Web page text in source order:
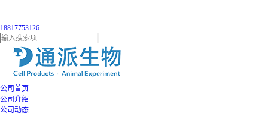
18817753126
公司首页
公司介绍
公司动态